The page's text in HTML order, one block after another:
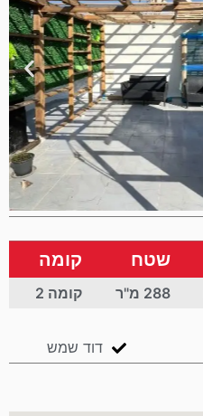
שטח קומה
288 מ"ר קומה 2
דוד שמש